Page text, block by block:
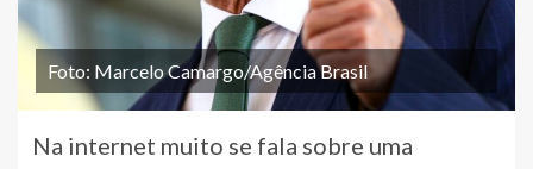
Foto: Marcelo Camargo/Agência Brasil
Na internet muito se fala sobre uma